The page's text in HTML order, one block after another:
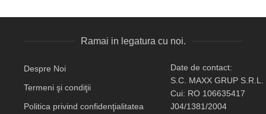
Ramai in legatura cu noi.
Despre Noi
Termeni şi condiţii
Politica privind confidenţialitatea
Date de contact:
S.C. MAXX GRUP S.R.L.
Cui: RO 106635417
J04/1381/2004